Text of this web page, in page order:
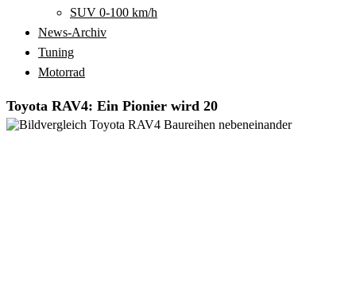
SUV 0-100 km/h
News-Archiv
Tuning
Motorrad
Toyota RAV4: Ein Pionier wird 20